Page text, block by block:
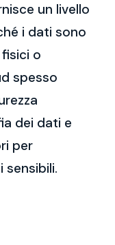
un livello
i dati sono
o
spesso
dei dati e
per
sensibili.